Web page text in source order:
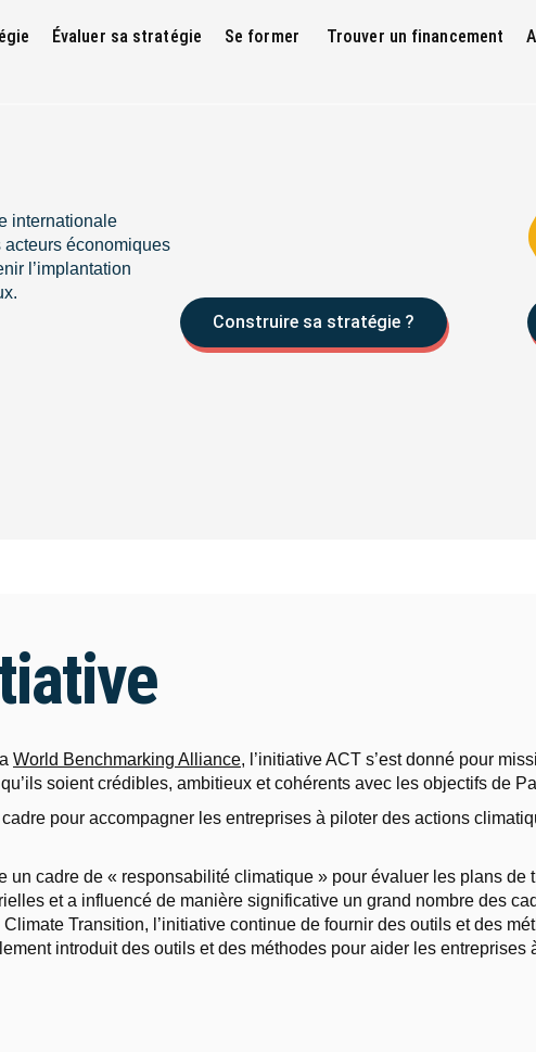
Évaluer sa stratégie Se former Trouver un financement
internationale
économiques
l’implantation
Construire sa stratégie ?
World Benchmarking Alliance, l’initiative ACT s’est donné pour
soient crédibles, ambitieux et cohérents avec les objectifs de
pour accompagner les entreprises à piloter des actions
cadre de « responsabilité climatique » pour évaluer les plans de
et a influencé de manière significative un grand nombre des
Transition, l’initiative continue de fournir des outils et des
introduit des outils et des méthodes pour aider les